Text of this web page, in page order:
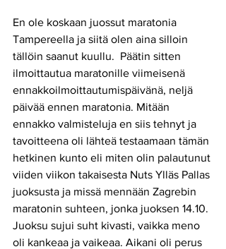
En ole koskaan juossut maratonia
Tampereella ja siitä olen aina silloin
tällöin saanut kuullu.  Päätin sitten
ilmoittautua maratonille viimeisenä
ennakkoilmoittautumispäivänä, neljä
päivää ennen maratonia. Mitään
ennakko valmisteluja en siis tehnyt ja
tavoitteena oli lähteä testaamaan tämän
hetkinen kunto eli miten olin palautunut
viiden viikon takaisesta Nuts Ylläs Pallas
juoksusta ja missä mennään Zagrebin
maratonin suhteen, jonka juoksen 14.10.
Juoksu sujui suht kivasti, vaikka meno
oli kankeaa ja vaikeaa. Aikani oli perus